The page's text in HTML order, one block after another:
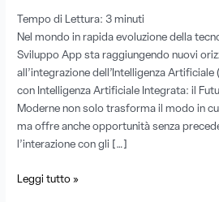
Tempo di Lettura:3 minuti
Nel mondo in rapida evoluzione della
Sviluppo App sta raggiungendo nuovi
all’integrazione dell’Intelligenza
con Intelligenza Artificiale Integrata: il
Moderne non solo trasforma il modo in
ma offre anche opportunità senza
l’interazione con gli […]
Leggi tutto »